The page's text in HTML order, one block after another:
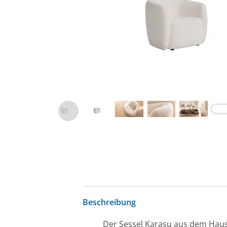
Beschreibung
Der Sessel Karasu aus dem